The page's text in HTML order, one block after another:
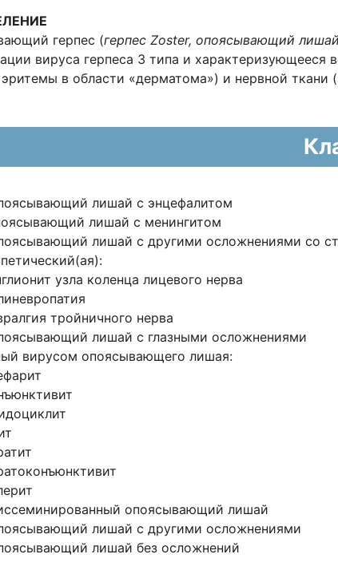
герпес (герпес Zoster, опоясывающий лишай
вируса герпеса 3 типа и
в области «дерматома») и нервной ткани
лишай с энцефалитом
лишай с менингитом
лишай с другими осложнениями со
узла коленца лицевого нерва
тройничного нерва
лишай с глазными осложнениями
вирусом опоясывающего лишая:
опоясывающий лишай
лишай с другими осложнениями
лишай без осложнений